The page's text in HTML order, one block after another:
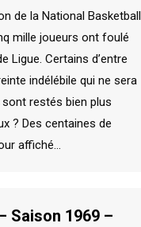
de la National Basketball
mille joueurs ont foulé
Ligue. Certains d’entre
indélébile qui ne sera
sont restés bien plus
? Des centaines de
affiché…
Saison 1969 –